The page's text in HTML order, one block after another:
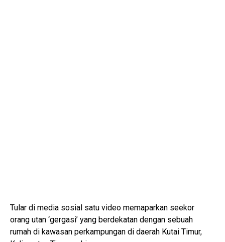
Tular di media sosial satu video memaparkan seekor
orang utan ‘gergasi’ yang berdekatan dengan sebuah
rumah di kawasan perkampungan di daerah Kutai Timur,